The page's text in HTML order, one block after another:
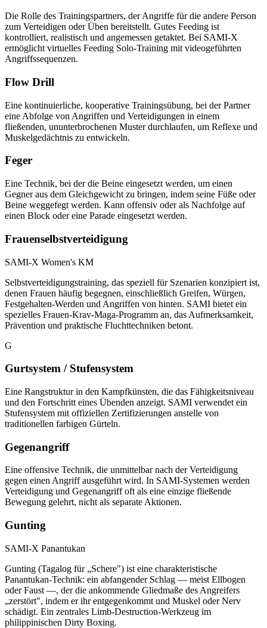
Die Rolle des Trainingspartners, der Angriffe für die andere Person
zum Verteidigen oder Üben bereitstellt. Gutes Feeding ist
kontrolliert, realistisch und angemessen getaktet. Bei SAMI-X
ermöglicht virtuelles Feeding Solo-Training mit videogeführten
Angriffssequenzen.
Flow Drill
Eine kontinuierliche, kooperative Trainingsübung, bei der Partner
eine Abfolge von Angriffen und Verteidigungen in einem
fließenden, ununterbrochenen Muster durchlaufen, um Reflexe und
Muskelgedächtnis zu entwickeln.
Feger
Eine Technik, bei der die Beine eingesetzt werden, um einen
Gegner aus dem Gleichgewicht zu bringen, indem seine Füße oder
Beine weggefegt werden. Kann offensiv oder als Nachfolge auf
einen Block oder eine Parade eingesetzt werden.
Frauenselbstverteidigung
SAMI-X Women's KM
Selbstverteidigungstraining, das speziell für Szenarien konzipiert ist,
denen Frauen häufig begegnen, einschließlich Greifen, Würgen,
Festgehalten-Werden und Angriffen von hinten. SAMI bietet ein
spezielles Frauen-Krav-Maga-Programm an, das Aufmerksamkeit,
Prävention und praktische Fluchttechniken betont.
G
Gurtsystem / Stufensystem
Eine Rangstruktur in den Kampfkünsten, die das Fähigkeitsniveau
und den Fortschritt eines Übenden anzeigt. SAMI verwendet ein
Stufensystem mit offiziellen Zertifizierungen anstelle von
traditionellen farbigen Gürteln.
Gegenangriff
Eine offensive Technik, die unmittelbar nach der Verteidigung
gegen einen Angriff ausgeführt wird. In SAMI-Systemen werden
Verteidigung und Gegenangriff oft als eine einzige fließende
Bewegung gelehrt, nicht als separate Aktionen.
Gunting
SAMI-X Panantukan
Gunting (Tagalog für „Schere") ist eine charakteristische
Panantukan-Technik: ein abfangender Schlag — meist Ellbogen
oder Faust —, der die ankommende Gliedmaße des Angreifers
„zerstört", indem er ihr entgegenkommt und Muskel oder Nerv
schädigt. Ein zentrales Limb-Destruction-Werkzeug im
philippinischen Dirty Boxing.